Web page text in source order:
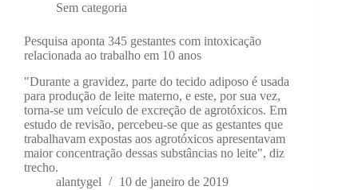
Sem categoria
Pesquisa aponta 345 gestantes com intoxicação
relacionada ao trabalho em 10 anos
"Durante a gravidez, parte do tecido adiposo é usada
para produção de leite materno, e este, por sua vez,
torna-se um veículo de excreção de agrotóxicos. Em
estudo de revisão, percebeu-se que as gestantes que
trabalhavam expostas aos agrotóxicos apresentavam
maior concentração dessas substâncias no leite", diz
trecho.
alantygel
10 de janeiro de 2019